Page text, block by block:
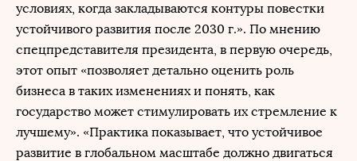
условиях, когда закладываются контуры повестки
устойчивого развития после 2030 г.». По мнению
спецпредставителя президента, в первую очередь,
этот опыт «позволяет детально оценить роль
бизнеса в таких изменениях и понять, как
государство может стимулировать их стремление к
лучшему». «Практика показывает, что устойчивое
развитие в глобальном масштабе должно двигаться